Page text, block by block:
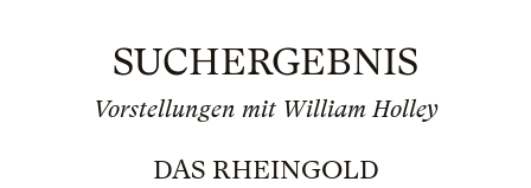
SUCHERGEBNIS
Vorstellungen mit William Holley
DAS RHEINGOLD